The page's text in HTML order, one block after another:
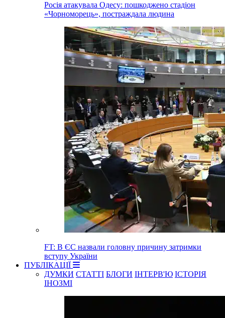
Росія атакувала Одесу: пошкоджено стадіон
«Чорноморець», постраждала людина
FT: В ЄС назвали головну причину затримки
вступу України
ПУБЛІКАЦІЇ
ДУМКИ СТАТТІ БЛОГИ ІНТЕРВ'Ю ІСТОРІЯ
ІНОЗМІ